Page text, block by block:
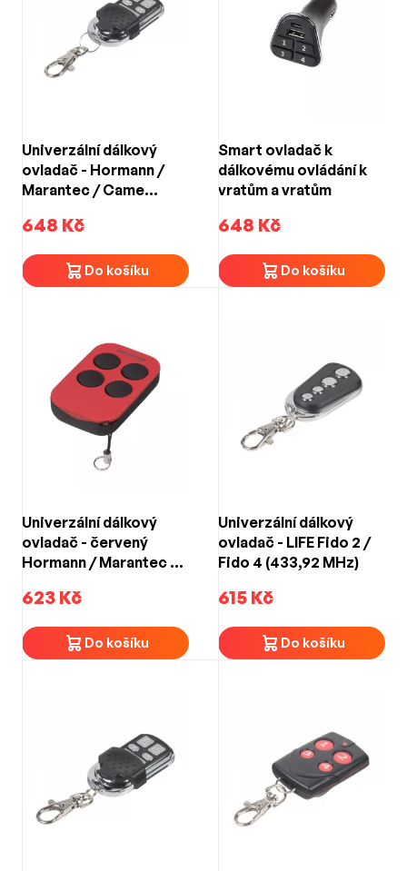
Univerzální dálkový
ovladač - Hormann /
Marantec / Came
648 Kč
Do košíku
Smart ovladač k
dálkovému ovládání k
vratům a vratům
648 Kč
Do košíku
Univerzální dálkový
ovladač - červený
Hormann / Marantec /
623 Kč
Do košíku
Univerzální dálkový
ovladač - LIFE Fido 2 /
Fido 4 (433,92 MHz)
615 Kč
Do košíku